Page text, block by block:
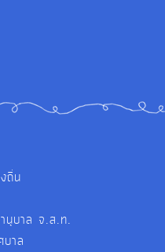
ถิ่น
นุบาล จ.ส.ท.
าล